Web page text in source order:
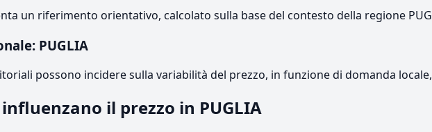
un riferimento orientativo, calcolato sulla base del contesto della regione
PUGLIA
possono incidere sulla variabilità del prezzo, in funzione di domanda
il prezzo in PUGLIA